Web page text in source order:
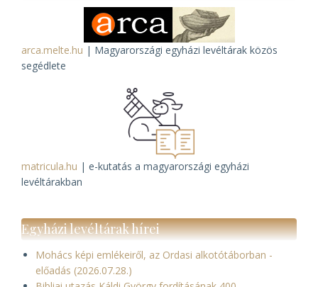
arca.melte.hu | Magyarországi egyházi levéltárak közös
segédlete
matricula.hu | e-kutatás a magyarországi egyházi
levéltárakban
Egyházi levéltárak hírei
Mohács képi emlékeiről, az Ordasi alkotótáborban -
előadás (2026.07.28.)